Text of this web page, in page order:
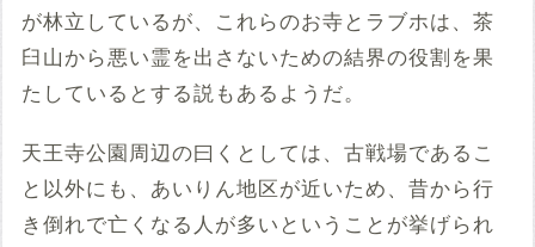
が林立しているが、これらのお寺とラブホは、茶
臼山から悪い霊を出さないための結界の役割を果
たしているとする説もあるようだ。
天王寺公園周辺の曰くとしては、古戦場であるこ
と以外にも、あいりん地区が近いため、昔から行
き倒れで亡くなる人が多いということが挙げられ